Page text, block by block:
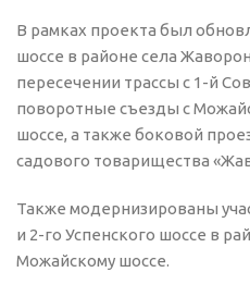
В рамках проекта был
шоссе в районе села
пересечении трассы с 1-й
поворотные съезды с
шоссе, а также боковой
садового товарищества
Также модернизированы
и 2-го Успенского шоссе в
Можайскому шоссе.